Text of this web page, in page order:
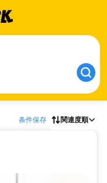
条件保存 関連度順